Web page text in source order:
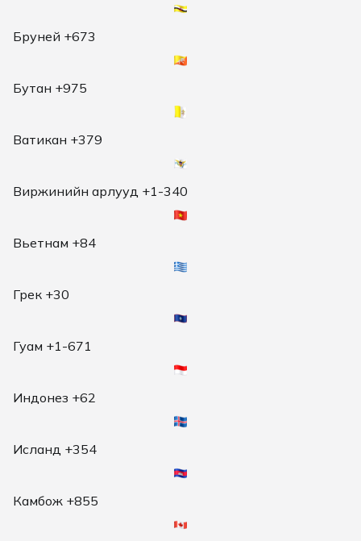
Бруней +673
Бутан +975
Ватикан +379
Виржинийн арлууд +1-340
Вьетнам +84
Грек +30
Гуам +1-671
Индонез +62
Исланд +354
Камбож +855